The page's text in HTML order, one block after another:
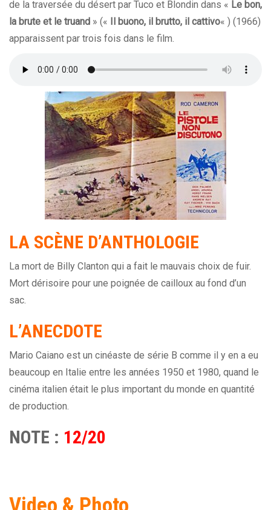
de la traversée du désert par Tuco et Blondin dans « Le bon,
la brute et le truand » (« Il buono, il brutto, il cattivo« ) (1966)
apparaissent par trois fois dans le film.
LA SCÈNE D’ANTHOLOGIE
La mort de Billy Clanton qui a fait le mauvais choix de fuir.
Mort dérisoire pour une poignée de cailloux au fond d’un
sac.
L’ANECDOTE
Mario Caiano est un cinéaste de série B comme il y en a eu
beaucoup en Italie entre les années 1950 et 1980, quand le
cinéma italien était le plus important du monde en quantité
de production.
NOTE : 12/20